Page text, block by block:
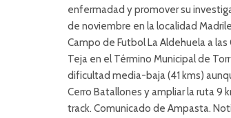
enfermadad y promover su
de noviembre en la localidad
Campo de Futbol La Aldehuela a
Teja en el Término Municipal de
dificultad media-baja (41 kms)
Cerro Batallones y ampliar la ruta 9
track. Comunicado de Ampasta.